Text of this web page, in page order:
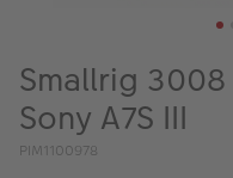
Kampanjer
Merker
Smallrig
Sony A7S III
PIM1100978